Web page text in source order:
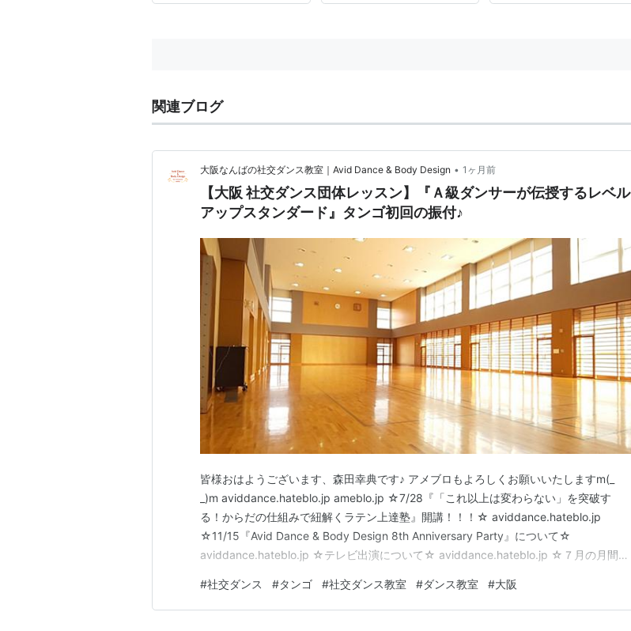
関連ブログ
大阪なんばの社交ダンス教室｜Avid Dance & Body Design • 1ヶ月前
【大阪 社交ダンス団体レッスン】『Ａ級ダンサーが伝授するレベル
アップスタンダード』タンゴ初回の振付♪
皆様おはようございます、森田幸典です♪ アメブロもよろしくお願いいたしますm(_
_)m aviddance.hateblo.jp ameblo.jp ☆7/28『「これ以上は変わらない」を突破す
る！からだの仕組みで紐解くラテン上達塾』開講！！！☆ aviddance.hateblo.jp
☆11/15『Avid Dance & Body Design 8th Anniversary Party』について☆
aviddance.hateblo.jp ☆テレビ出演について☆ aviddance.hateblo.jp ☆７月の月間予
#社交ダンス #タンゴ #社交ダンス教室 #ダンス教室 #大阪